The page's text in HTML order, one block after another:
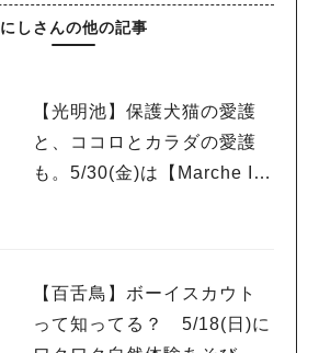
にしさんの他の記事
【光明池】保護犬猫の愛護
と、ココロとカラダの愛護
も。5/30(金)は【Marche I G
【百舌鳥】ボーイスカウト
って知ってる？ 5/18(日)に